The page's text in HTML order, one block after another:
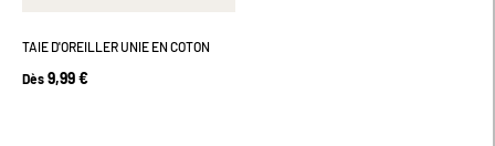
TAIE D'OREILLER UNIE EN COTON
Dès 9,99 €